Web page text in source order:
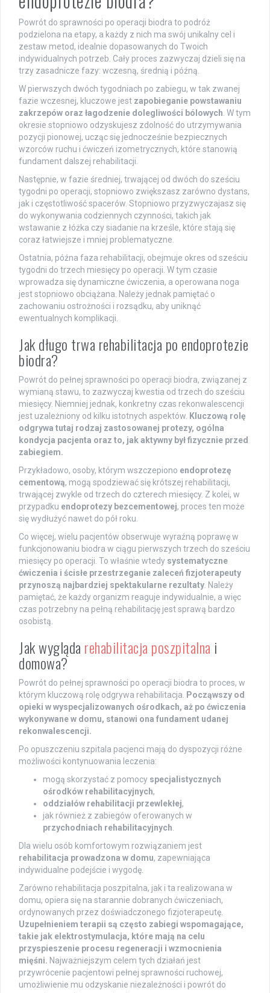
Powrót do sprawności po operacji biodra to podróż
podzielona na etapy, a każdy z nich ma swój unikalny cel i
zestaw metod, idealnie dopasowanych do Twoich
indywidualnych potrzeb. Cały proces zazwyczaj dzieli się na
trzy zasadnicze fazy: wczesną, średnią i późną.
W pierwszych dwóch tygodniach po zabiegu, w tak zwanej
fazie wczesnej, kluczowe jest zapobieganie powstawaniu
zakrzepów oraz łagodzenie dolegliwości bólowych. W tym
okresie stopniowo odzyskujesz zdolność do utrzymywania
pozycji pionowej, ucząc się jednocześnie bezpiecznych
wzorców ruchu i ćwiczeń izometrycznych, które stanowią
fundament dalszej rehabilitacji.
Następnie, w fazie średniej, trwającej od dwóch do sześciu
tygodni po operacji, stopniowo zwiększasz zarówno dystans,
jak i częstotliwość spacerów. Stopniowo przyzwyczajasz się
do wykonywania codziennych czynności, takich jak
wstawanie z łóżka czy siadanie na krześle, które stają się
coraz łatwiejsze i mniej problematyczne.
Ostatnia, późna faza rehabilitacji, obejmuje okres od sześciu
tygodni do trzech miesięcy po operacji. W tym czasie
wprowadza się dynamiczne ćwiczenia, a operowana noga
jest stopniowo obciążana. Należy jednak pamiętać o
zachowaniu ostrożności i rozsądku, aby uniknąć
ewentualnych komplikacji.
Jak długo trwa rehabilitacja po endoprotezie
biodra?
Powrót do pełnej sprawności po operacji biodra, związanej z
wymianą stawu, to zazwyczaj kwestia od trzech do sześciu
miesięcy. Niemniej jednak, konkretny czas rekonwalescencji
jest uzależniony od kilku istotnych aspektów. Kluczową rolę
odgrywa tutaj rodzaj zastosowanej protezy, ogólna
kondycja pacjenta oraz to, jak aktywny był fizycznie przed
zabiegiem.
Przykładowo, osoby, którym wszczepiono endoprotezę
cementową, mogą spodziewać się krótszej rehabilitacji,
trwającej zwykle od trzech do czterech miesięcy. Z kolei, w
przypadku endoprotezy bezcementowej, proces ten może
się wydłużyć nawet do pół roku.
Co więcej, wielu pacjentów obserwuje wyraźną poprawę w
funkcjonowaniu biodra w ciągu pierwszych trzech do sześciu
miesięcy po operacji. To właśnie wtedy systematyczne
ćwiczenia i ścisłe przestrzeganie zaleceń fizjoterapeuty
przynoszą najbardziej spektakularne rezultaty. Należy
pamiętać, że każdy organizm reaguje indywidualnie, a więc
czas potrzebny na pełną rehabilitację jest sprawą bardzo
osobistą.
Jak wygląda rehabilitacja poszpitalna i
domowa?
Powrót do pełnej sprawności po operacji biodra to proces, w
którym kluczową rolę odgrywa rehabilitacja. Począwszy od
opieki w wyspecjalizowanych ośrodkach, aż po ćwiczenia
wykonywane w domu, stanowi ona fundament udanej
rekonwalescencji.
Po opuszczeniu szpitala pacjenci mają do dyspozycji różne
możliwości kontynuowania leczenia:
mogą skorzystać z pomocy specjalistycznych
ośrodków rehabilitacyjnych,
oddziałów rehabilitacji przewlekłej,
jak również z zabiegów oferowanych w
przychodniach rehabilitacyjnych.
Dla wielu osób komfortowym rozwiązaniem jest
rehabilitacja prowadzona w domu, zapewniająca
indywidualne podejście i wygodę.
Zarówno rehabilitacja poszpitalna, jak i ta realizowana w
domu, opiera się na starannie dobranych ćwiczeniach,
ordynowanych przez doświadczonego fizjoterapeutę.
Uzupełnieniem terapii są często zabiegi wspomagające,
takie jak elektrostymulacja, które mają na celu
przyspieszenie procesu regeneracji i wzmocnienia
mięśni. Najważniejszym celem tych działań jest
przywrócenie pacjentowi pełnej sprawności ruchowej,
umożliwienie mu odzyskanie niezależności i powrót do